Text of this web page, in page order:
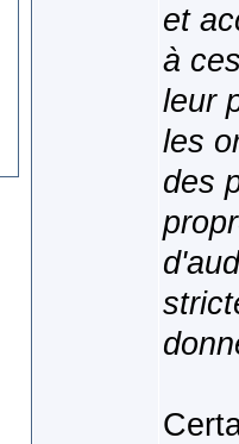
et
à
leur
les
des